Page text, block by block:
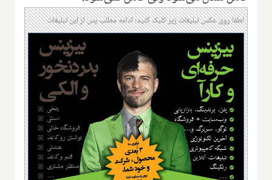
لطفا روی عکس تبلیغات زیر کلیک کنید؛ ادامه مطلب پس از این تبلیغات